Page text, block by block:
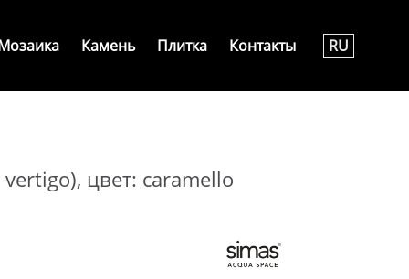
Камень Плитка Контакты RU
цвет: caramello